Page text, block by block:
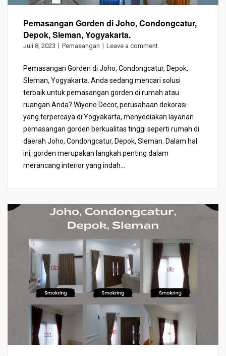
Pemasangan Gorden di Joho, Condongcatur,
Depok, Sleman, Yogyakarta.
Juli 8, 2023 Pemasangan Leave a comment
Pemasangan Gorden di Joho, Condongcatur, Depok,
Sleman, Yogyakarta. Anda sedang mencari solusi
terbaik untuk pemasangan gorden di rumah atau
ruangan Anda? Wiyono Decor, perusahaan dekorasi
yang terpercaya di Yogyakarta, menyediakan layanan
pemasangan gorden berkualitas tinggi seperti rumah di
daerah Joho, Condongcatur, Depok, Sleman. Dalam hal
ini, gorden merupakan langkah penting dalam
merancang interior yang indah...